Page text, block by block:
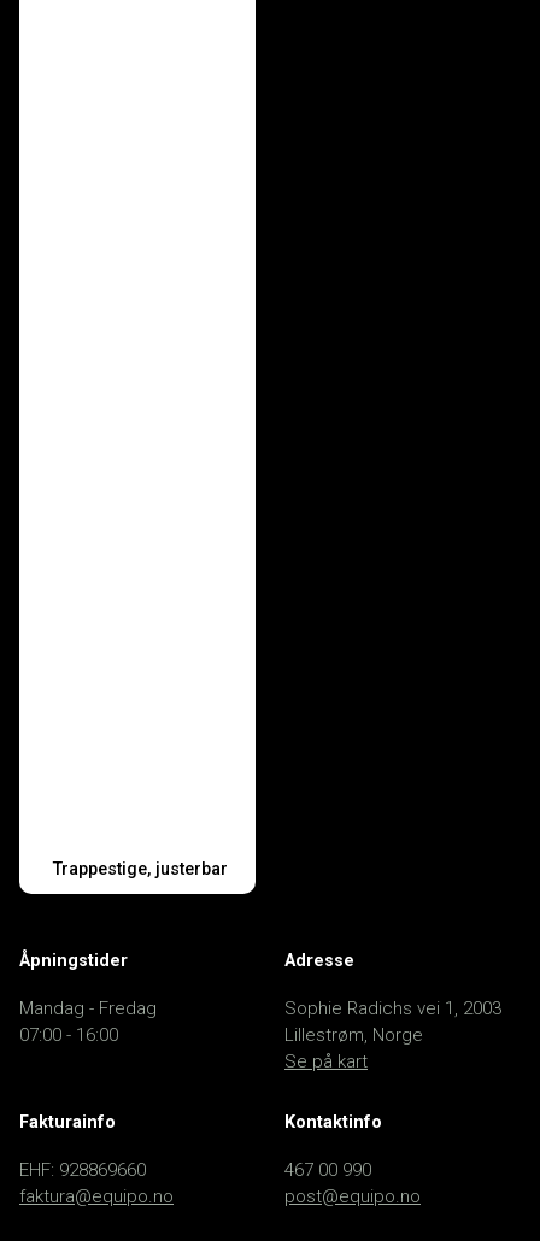
Trappestige, justerbar
Åpningstider
Mandag - Fredag
07:00 - 16:00
Adresse
Sophie Radichs vei 1, 2003
Lillestrøm, Norge
Se på kart
Fakturainfo
EHF: 928869660
faktura@equipo.no
Kontaktinfo
467 00 990
post@equipo.no